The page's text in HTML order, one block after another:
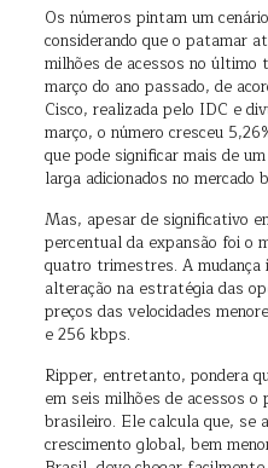
Os números pintam um
considerando que o patamar
milhões de acessos no
março do ano passado, de
Cisco, realizada pelo IDC e
março, o número cresceu
que pode significar mais de
larga adicionados no mercado
Mas, apesar de significativo
percentual da expansão foi o
quatro trimestres. A mudança
alteração na estratégia das
preços das velocidades
e 256 kbps.
Ripper, entretanto, pondera
em seis milhões de acessos
brasileiro. Ele calcula que, se
crescimento global, bem